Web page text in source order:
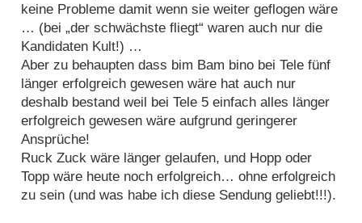
keine Probleme damit wenn sie weiter geflogen wäre
… (bei „der schwächste fliegt“ waren auch nur die
Kandidaten Kult!) …
Aber zu behaupten dass bim Bam bino bei Tele fünf
länger erfolgreich gewesen wäre hat auch nur
deshalb bestand weil bei Tele 5 einfach alles länger
erfolgreich gewesen wäre aufgrund geringerer
Ansprüche!
Ruck Zuck wäre länger gelaufen, und Hopp oder
Topp wäre heute noch erfolgreich… ohne erfolgreich
zu sein (und was habe ich diese Sendung geliebt!!!).